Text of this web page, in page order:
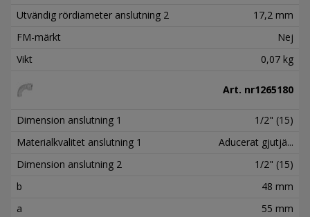
Utvändig rördiameter anslutning 2
17,2 mm
FM-märkt
Nej
Vikt
0,07 kg
Art. nr1265180
Dimension anslutning 1
1/2" (15)
Materialkvalitet anslutning 1
Aducerat gjutjä...
Dimension anslutning 2
1/2" (15)
b
48 mm
a
55 mm